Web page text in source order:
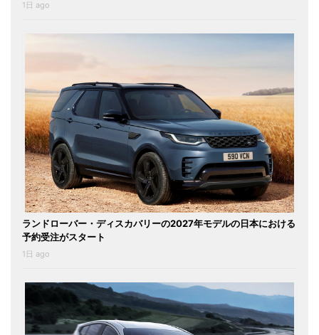
1日 ago
ランドローバー・ディスカバリーの2027年モデルの日本における
予約受注がスタート
1日 ago